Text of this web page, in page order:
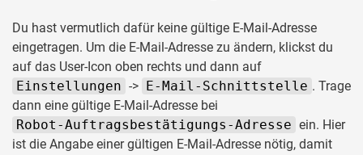
Du hast vermutlich dafür keine gültige E-Mail-Adresse
eingetragen. Um die E-Mail-Adresse zu ändern, klickst du
auf das User-Icon oben rechts und dann auf
Einstellungen -> E-Mail-Schnittstelle . Trage
dann eine gültige E-Mail-Adresse bei
Robot-Auftragsbestätigungs-Adresse ein. Hier
ist die Angabe einer gültigen E-Mail-Adresse nötig, damit